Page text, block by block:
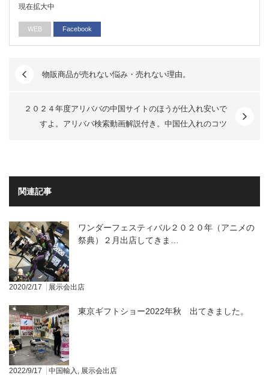
現在拡大中
WEB Facebook
物販商品が売れない悩み・売れない理由。
２０２４年度アリババの中国サイトのほうが仕入れ安いで
すよ。アリババ検索動画解説付き。中国仕入れのコツ
関連記事
ワンダーフェスティバル２０２０年（アニメの
祭典）２月出店してきま…
2020/2/17 展示会出店
東京ギフトショー2022年秋 出てきました。
2022/9/17 中国輸入 展示会出店